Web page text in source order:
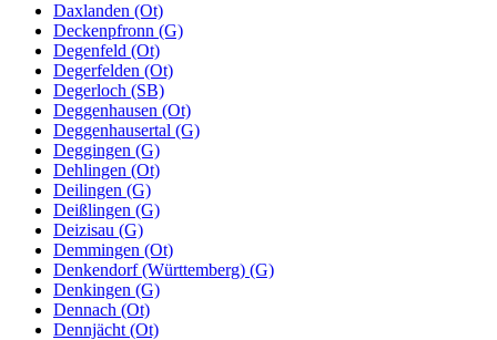
Daxlanden (Ot)
Deckenpfronn (G)
Degenfeld (Ot)
Degerfelden (Ot)
Degerloch (SB)
Deggenhausen (Ot)
Deggenhausertal (G)
Deggingen (G)
Dehlingen (Ot)
Deilingen (G)
Deißlingen (G)
Deizisau (G)
Demmingen (Ot)
Denkendorf (Württemberg) (G)
Denkingen (G)
Dennach (Ot)
Dennjächt (Ot)